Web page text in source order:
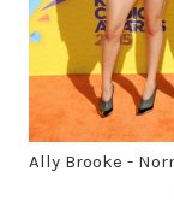
Ally Brooke -